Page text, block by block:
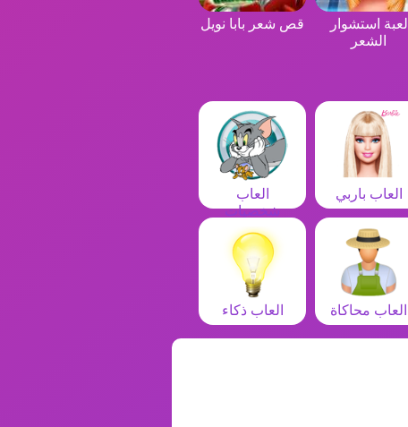
لعبة استشوار
الشعر
قص شعر بابا نويل
العاب باربي
العاب
شخصيات
العاب محاكاة العاب ذكاء